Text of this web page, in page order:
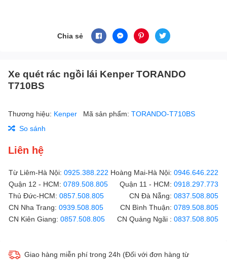
Chia sẻ
Xe quét rác ngồi lái Kenper TORANDO
T710BS
Thương hiệu: Kenper Mã sản phẩm: TORANDO-T710BS
So sánh
Liên hệ
Từ Liêm-Hà Nội: 0925.388.222 Hoàng Mai-Hà Nội: 0946.646.222
Quận 12 - HCM: 0789.508.805 Quận 11 - HCM: 0918.297.773
Thủ Đức-HCM: 0857.508.805 CN Đà Nẵng: 0837.508.805
CN Nha Trang: 0939.508.805 CN Bình Thuận: 0789.508.805
CN Kiên Giang: 0857.508.805 CN Quảng Ngãi : 0837.508.805
Giao hàng miễn phí trong 24h (Đối với đơn hàng từ